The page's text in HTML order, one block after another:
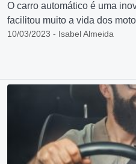
O carro automático é uma
facilitou muito a vida dos
10/03/2023 - Isabel Almeida